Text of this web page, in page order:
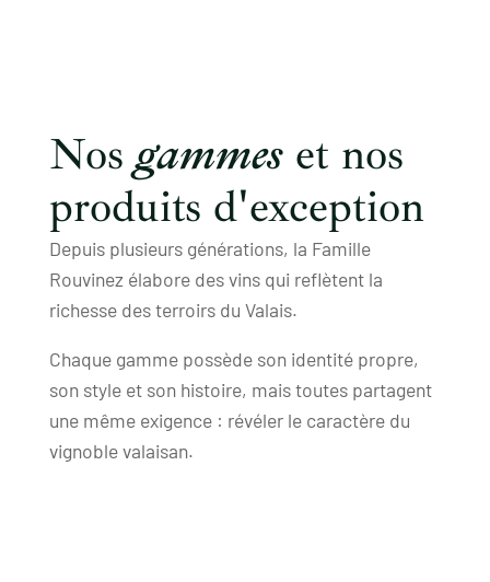
Nosgammeset nos
produits d'exception
Depuis plusieurs générations, la Famille
Rouvinez élabore des vins qui reflètent la
richesse des terroirs du Valais.
Chaque gamme possède son identité propre,
son style et son histoire, mais toutes partagent
une même exigence : révéler le caractère du
vignoble valaisan.